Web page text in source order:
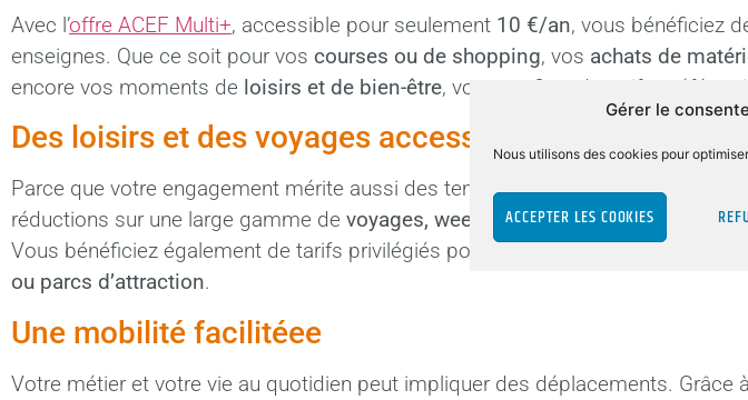
Gérer le
Nous utilisons des cookies pour
ACCEPTER LES COOKIES
Avec l’offre ACEF Multi+, accessible pour seulement 10 €/an, vous bénéficiez
enseignes. Que ce soit pour vos courses ou de shopping, vos achats de
encore vos moments de loisirs et de bien-être, vous profitez de tarifs
Des loisirs et des voyages accessibles à tous
Parce que votre engagement mérite aussi des temps de repos et de partage,
réductions sur une large gamme de voyages, week-ends et séjours bien-être
Vous bénéficiez également de tarifs privilégiés pour vos sorties culturelles et de
ou parcs d’attraction.
Une mobilité facilitéee
Votre métier et votre vie au quotidien peut impliquer des déplacements. Grâce